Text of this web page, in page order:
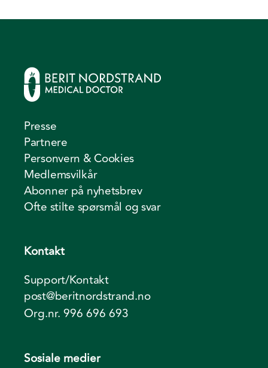
Presse
Partnere
Personvern & Cookies
Medlemsvilkår
Abonner på nyhetsbrev
Ofte stilte spørsmål og svar
Kontakt
Support/Kontakt
post@beritnordstrand.no
Org.nr. 996 696 693
Sosiale medier